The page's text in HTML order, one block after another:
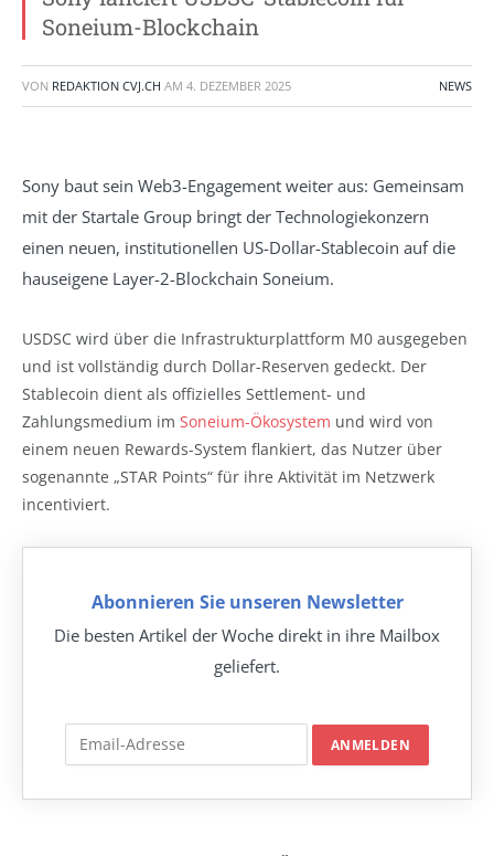
Soneium-Blockchain
VON REDAKTION CVJ.CH AM 4. DEZEMBER 2025 NEWS
Sony baut sein Web3-Engagement weiter aus: Gemeinsam
mit der Startale Group bringt der Technologiekonzern
einen neuen, institutionellen US-Dollar-Stablecoin auf die
hauseigene Layer-2-Blockchain Soneium.
USDSC wird über die Infrastrukturplattform M0 ausgegeben
und ist vollständig durch Dollar-Reserven gedeckt. Der
Stablecoin dient als offizielles Settlement- und
Zahlungsmedium im Soneium-Ökosystem und wird von
einem neuen Rewards-System flankiert, das Nutzer über
sogenannte „STAR Points“ für ihre Aktivität im Netzwerk
incentiviert.
Abonnieren Sie unseren Newsletter
Die besten Artikel der Woche direkt in ihre Mailbox
geliefert.